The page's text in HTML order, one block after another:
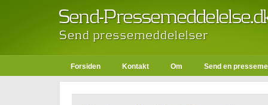
Forsiden Kontakt Om Send en